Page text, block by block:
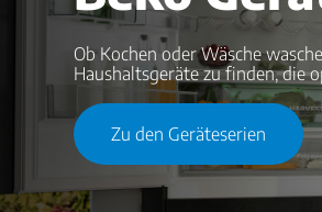
Ob Kochen oder Wäsche
Haushaltsgeräte zu finden, die
Zu den Geräteserien